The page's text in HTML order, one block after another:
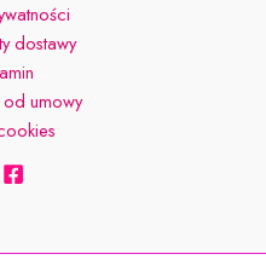
dostawy
umowy